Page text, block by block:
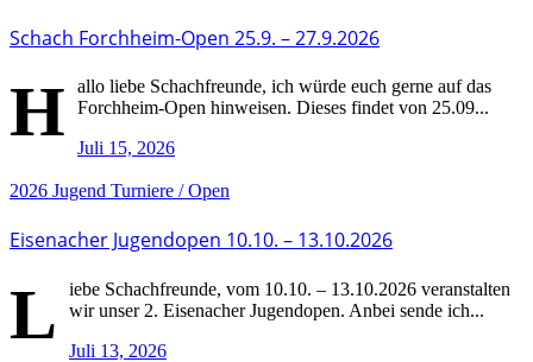
Schach Forchheim-Open 25.9. – 27.9.2026
H
allo liebe Schachfreunde, ich würde euch gerne auf das
Forchheim-Open hinweisen. Dieses findet von 25.09...
Juli 15, 2026
2026 Jugend Turniere / Open
Eisenacher Jugendopen 10.10. – 13.10.2026
L
iebe Schachfreunde, vom 10.10. – 13.10.2026 veranstalten
wir unser 2. Eisenacher Jugendopen. Anbei sende ich...
Juli 13, 2026